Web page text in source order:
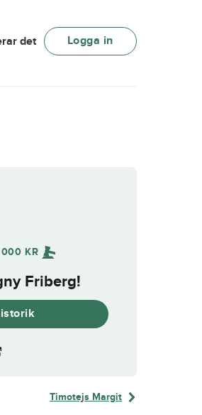
det Logga in
KR
Friberg!
Timotejs Margit